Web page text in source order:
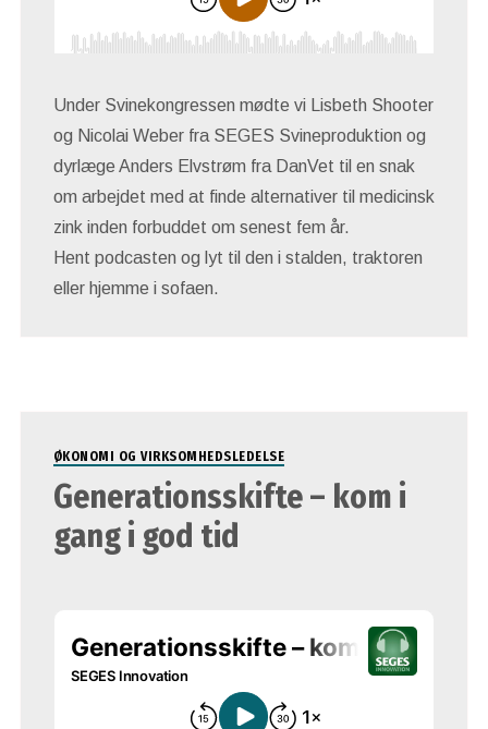
Under Svinekongressen mødte vi Lisbeth Shooter
og Nicolai Weber fra SEGES Svineproduktion og
dyrlæge Anders Elvstrøm fra DanVet til en snak
om arbejdet med at finde alternativer til medicinsk
zink inden forbuddet om senest fem år.
Hent podcasten og lyt til den i stalden, traktoren
eller hjemme i sofaen.
ØKONOMI OG VIRKSOMHEDSLEDELSE
Generationsskifte – kom i
gang i god tid